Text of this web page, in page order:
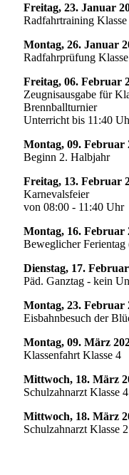
Freitag, 23. Januar
Radfahrtraining Klasse
Montag, 26. Januar
Radfahrprüfung
Freitag, 06. Februar
Zeugnisausgabe für
Brennballturnier
Unterricht bis 11:40
Montag, 09. Februar
Beginn 2. Halbjahr
Freitag, 13. Februar
Karnevalsfeier
von 08:00 - 11:40 Uhr
Montag, 16. Februar
Beweglicher
Dienstag, 17.
Päd. Ganztag - kein
Montag, 23. Februar
Eisbahnbesuch der
Montag, 09. März
Klassenfahrt Klasse 4
Mittwoch, 18. März
Schulzahnarzt Klasse 4
Mittwoch, 18. März
Schulzahnarzt Klasse 2